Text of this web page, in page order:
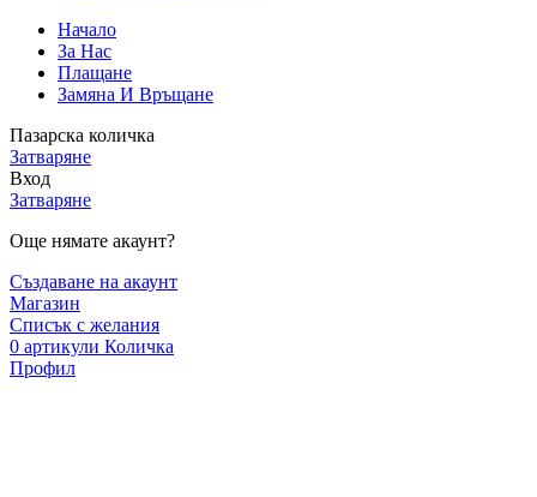
Начало
За Нас
Плащане
Замяна И Връщане
Пазарска количка
Затваряне
Вход
Затваряне
Още нямате акаунт?
Създаване на акаунт
Магазин
Списък с желания
0 артикули Количка
Профил